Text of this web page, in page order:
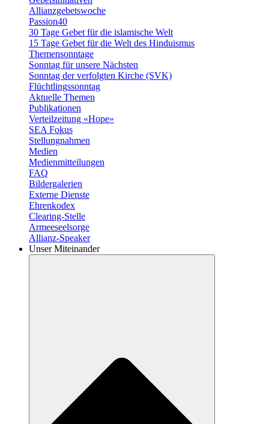
Allianzgebetswoche
Passion40
30 Tage Gebet für die islamische Welt
15 Tage Gebet für die Welt des Hinduismus
Themensonntage
Sonntag für unsere Nächsten
Sonntag der verfolgten Kirche (SVK)
Flüchtlingssonntag
Aktuelle Themen
Publikationen
Verteilzeitung «Hope»
SEA Fokus
Stellungnahmen
Medien
Medienmitteilungen
FAQ
Bildergalerien
Externe Dienste
Ehrenkodex
Clearing-Stelle
Armeeseelsorge
Allianz-Speaker
Unser Miteinander